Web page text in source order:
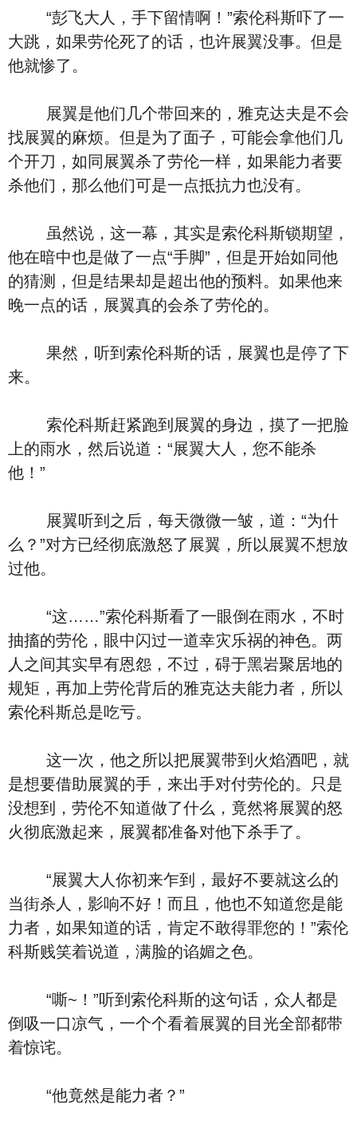
“彭飞大人，手下留情啊！”索伦科斯吓了一
大跳，如果劳伦死了的话，也许展翼没事。但是
他就惨了。
展翼是他们几个带回来的，雅克达夫是不会
找展翼的麻烦。但是为了面子，可能会拿他们几
个开刀，如同展翼杀了劳伦一样，如果能力者要
杀他们，那么他们可是一点抵抗力也没有。
虽然说，这一幕，其实是索伦科斯锁期望，
他在暗中也是做了一点“手脚”，但是开始如同他
的猜测，但是结果却是超出他的预料。如果他来
晚一点的话，展翼真的会杀了劳伦的。
果然，听到索伦科斯的话，展翼也是停了下
来。
索伦科斯赶紧跑到展翼的身边，摸了一把脸
上的雨水，然后说道：“展翼大人，您不能杀
他！”
展翼听到之后，每天微微一皱，道：“为什
么？”对方已经彻底激怒了展翼，所以展翼不想放
过他。
“这……”索伦科斯看了一眼倒在雨水，不时
抽搐的劳伦，眼中闪过一道幸灾乐祸的神色。两
人之间其实早有恩怨，不过，碍于黑岩聚居地的
规矩，再加上劳伦背后的雅克达夫能力者，所以
索伦科斯总是吃亏。
这一次，他之所以把展翼带到火焰酒吧，就
是想要借助展翼的手，来出手对付劳伦的。只是
没想到，劳伦不知道做了什么，竟然将展翼的怒
火彻底激起来，展翼都准备对他下杀手了。
“展翼大人你初来乍到，最好不要就这么的
当街杀人，影响不好！而且，他也不知道您是能
力者，如果知道的话，肯定不敢得罪您的！”索伦
科斯贱笑着说道，满脸的谄媚之色。
“嘶~！”听到索伦科斯的这句话，众人都是
倒吸一口凉气，一个个看着展翼的目光全部都带
着惊诧。
“他竟然是能力者？”